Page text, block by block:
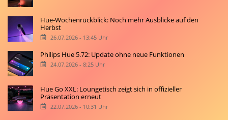
Hue-Wochenrückblick: Noch mehr Ausblicke auf den
Herbst
26.07.2026 - 13:45 Uhr
Philips Hue 5.72: Update ohne neue Funktionen
24.07.2026 - 8:25 Uhr
Hue Go XXL: Loungetisch zeigt sich in offizieller
Präsentation erneut
22.07.2026 - 10:31 Uhr